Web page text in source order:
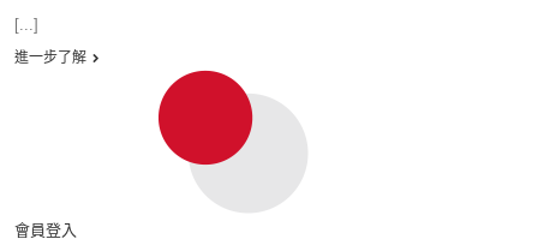
[...]
進一步了解
會員登入